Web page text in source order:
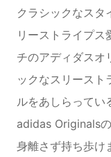
クラシックなスタ
リーストライプス
チのアディダスオ
ックなスリースト
ルをあしらってい
adidas Originals
身離さず持ち歩け